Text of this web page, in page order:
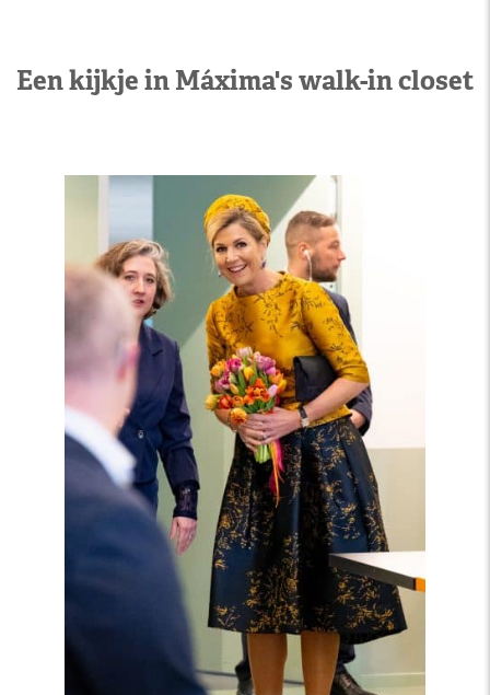
Een kijkje in Máxima's walk-in closet